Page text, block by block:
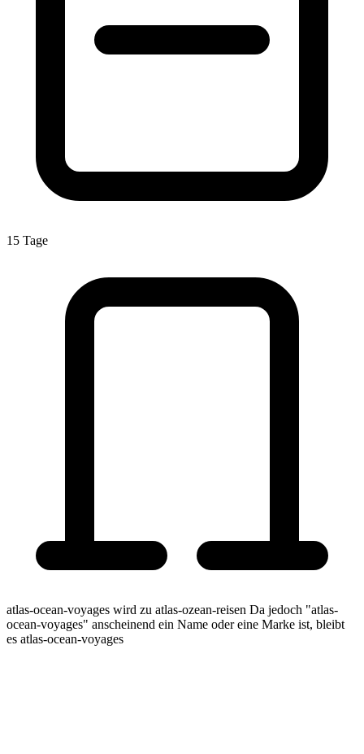
15 Tage
atlas-ocean-voyages wird zu atlas-ozean-reisen Da jedoch "atlas-
ocean-voyages" anscheinend ein Name oder eine Marke ist, bleibt
es atlas-ocean-voyages